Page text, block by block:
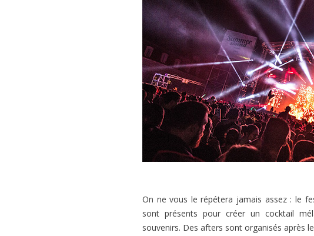
On ne vous le répétera jamais assez : le
sont présents pour créer un cocktail
souvenirs. Des afters sont organisés après